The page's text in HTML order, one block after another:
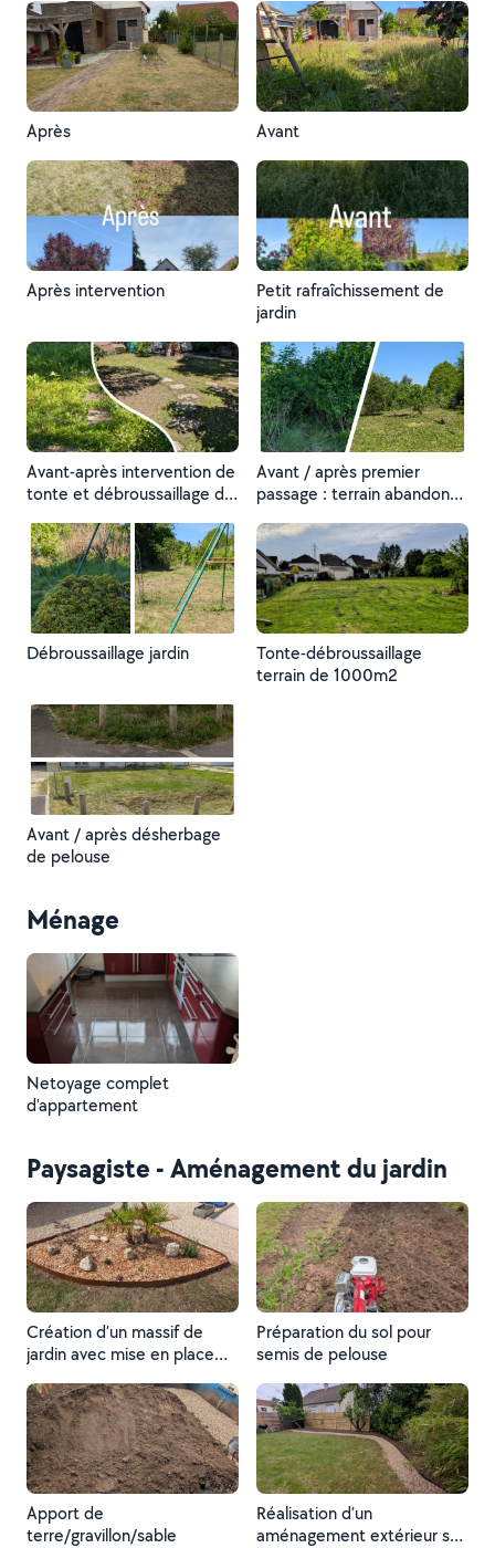
Après Avant
Après intervention
Petit rafraîchissement de
jardin
Avant-après intervention de
tonte et débroussaillage de
Avant / après premier
passage : terrain abandonné
gros nettoyage effectué
Débroussaillage jardin
Tonte-débroussaillage
terrain de 1000m2
Avant / après désherbage
de pelouse
Ménage
Netoyage complet
d'appartement
Paysagiste - Aménagement du jardin
Création d’un massif de
jardin avec mise en place
aménagement de l’espace
pour un rendu propre et
esthétique
Préparation du sol pour
semis de pelouse
Apport de
terre/gravillon/sable
Réalisation d’un
aménagement extérieur sur